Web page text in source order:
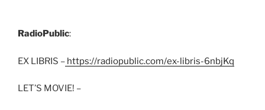
RadioPublic:
EX LIBRIS – https://radiopublic.com/ex-libris-6nbjKq
LET’S MOVIE! –